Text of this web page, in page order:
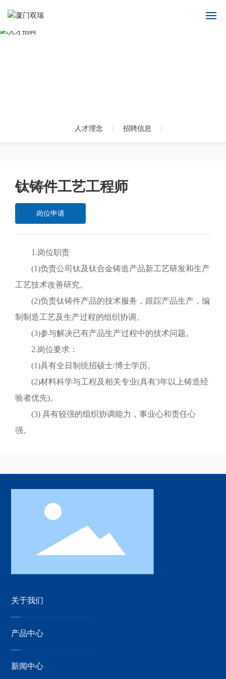
人才招聘
联系我们
人才理念 招聘信息
钛铸件工艺工程师
岗位申请
1.岗位职责
(1)负责公司钛及钛合金铸造产品新工艺研发和生产
工艺技术改善研究。
(2)负责钛铸件产品的技术服务，跟踪产品生产，编
制制造工艺及生产过程的组织协调。
(3)参与解决已有产品生产过程中的技术问题。
2.岗位要求：
(1)具有全日制统招硕士/博士学历。
(2)材料科学与工程及相关专业(具有3年以上铸造经
验者优先)。
(3) 具有较强的组织协调能力，事业心和责任心
强。
关于我们
产品中心
新闻中心